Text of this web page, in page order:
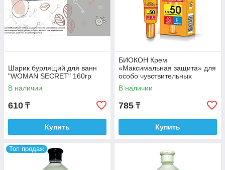
Шарик бурлящий для ванн
"WOMAN SECRET" 160гр
В наличии
610 ₸
Купить
БИОКОН Крем
«Максимальная защита» для
особо чувствительных
участков лица SPF-50
В наличии
785 ₸
Купить
Топ продаж